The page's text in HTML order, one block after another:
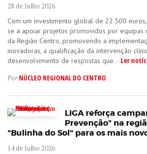
28 de Julho 2026
Com um investimento global de 22.500
se a apoiar projetos promovidos por equipas
da Região Centro, promovendo a
inovadoras, a qualificação da intervenção
desenvolvimento de respostas que... Ler
PorNÚCLEO REGIONAL DO CENTRO
LIGA reforça
Prevenção" na
"Bulinha do Sol" para os mais
14 de Julho 2026